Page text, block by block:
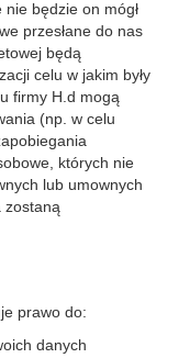
nie będzie on mógł
przesłane do nas
będą
celu w jakim były
firmy H.d mogą
(np. w celu
których nie
lub umownych
zostaną
prawo do:
danych